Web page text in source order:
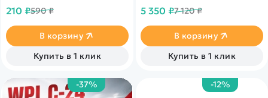
Уменьшенная копия
лесозаготовительной
техники. Модель способна
передвигаться по
различным покрытиям,
перемещать предметы.
5 350 ₽7 120 ₽
В корзину
Купить в 1 клик
прочностью
210 ₽590 ₽
В корзину
Купить в 1 клик
-37% -12%